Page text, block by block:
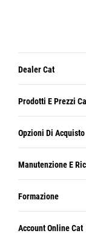
Dealer Cat
Prodotti E Prezzi
Opzioni Di
Manutenzione E
Formazione
Account Online Cat